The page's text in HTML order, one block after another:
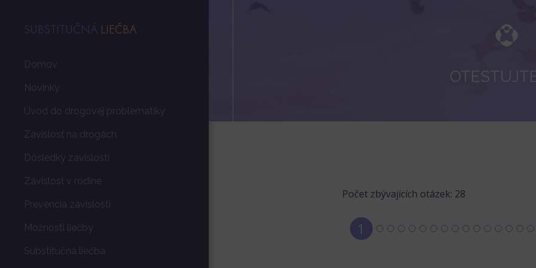
SUBSTITUČNÁ LIEČBA
Domov
Novinky
Úvod do drogovej problematiky
Závislosť na drogách
Dôsledky závislosti
Závislosť v rodine
Prevencia závislosti
Možnosti liečby
Substitučná liečba
Počet zbývajících otázek: 28
1